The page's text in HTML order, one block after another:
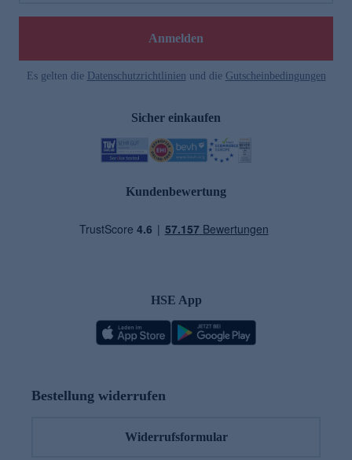
Anmelden
Es gelten die Datenschutzrichtlinien und die Gutscheinbedingungen
Sicher einkaufen
Kundenbewertung
HSE App
Bestellung widerrufen
Widerrufsformular